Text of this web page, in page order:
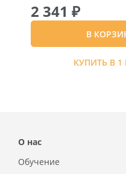
2 341 ₽
В
КУПИТЬ В 1
О нас
Обучение